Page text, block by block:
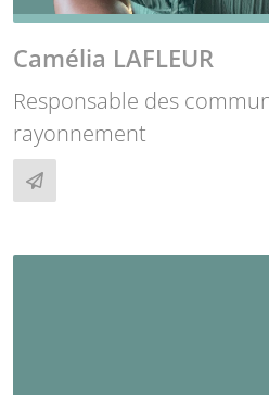
Camélia LAFLEUR
Responsable des
rayonnement